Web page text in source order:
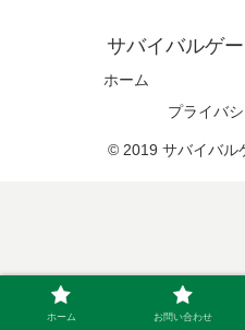
サバイバルゲ
ホーム
プライバ
© 2019 サバイバル
ホーム お問い合わせ